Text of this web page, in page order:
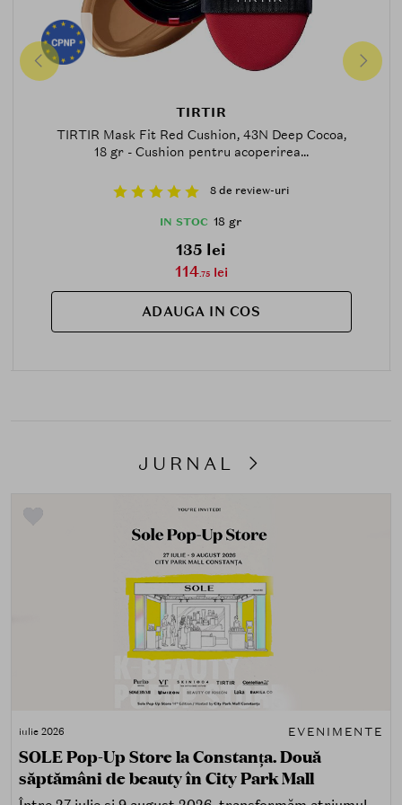
TIRTIR
TIRTIR Mask Fit Red Cushion, 43N Deep Cocoa,
18 gr - Cushion pentru acoperirea...
8 de review-uri
IN STOC 18 gr
135 lei
114.75lei
ADAUGA IN COS
JURNAL
iulie 2026 EVENIMENTE
SOLE Pop-Up Store la Constanța. Două
săptămâni de beauty în City Park Mall